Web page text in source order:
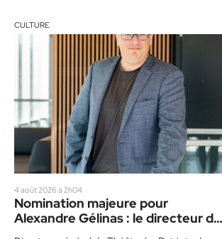
CULTURE
4 août 2026 à 2h04
Nomination majeure pour
Alexandre Gélinas : le directeur du